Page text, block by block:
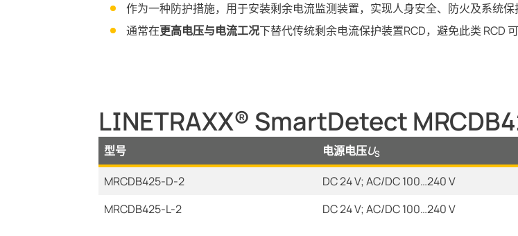
作为一种防护措施，用于安装剩余电流监测装置，实现人身安全、防火及系统保
通常在更高电压与电流工况下替代传统剩余电流保护装置RCD，避免此类 RCD
LINETRAXX® SmartDetect
型号 电源电压US
MRCDB425-D-2
DC 24 V; AC/DC 100…240 V
MRCDB425-L-2
DC 24 V; AC/DC 100…240 V